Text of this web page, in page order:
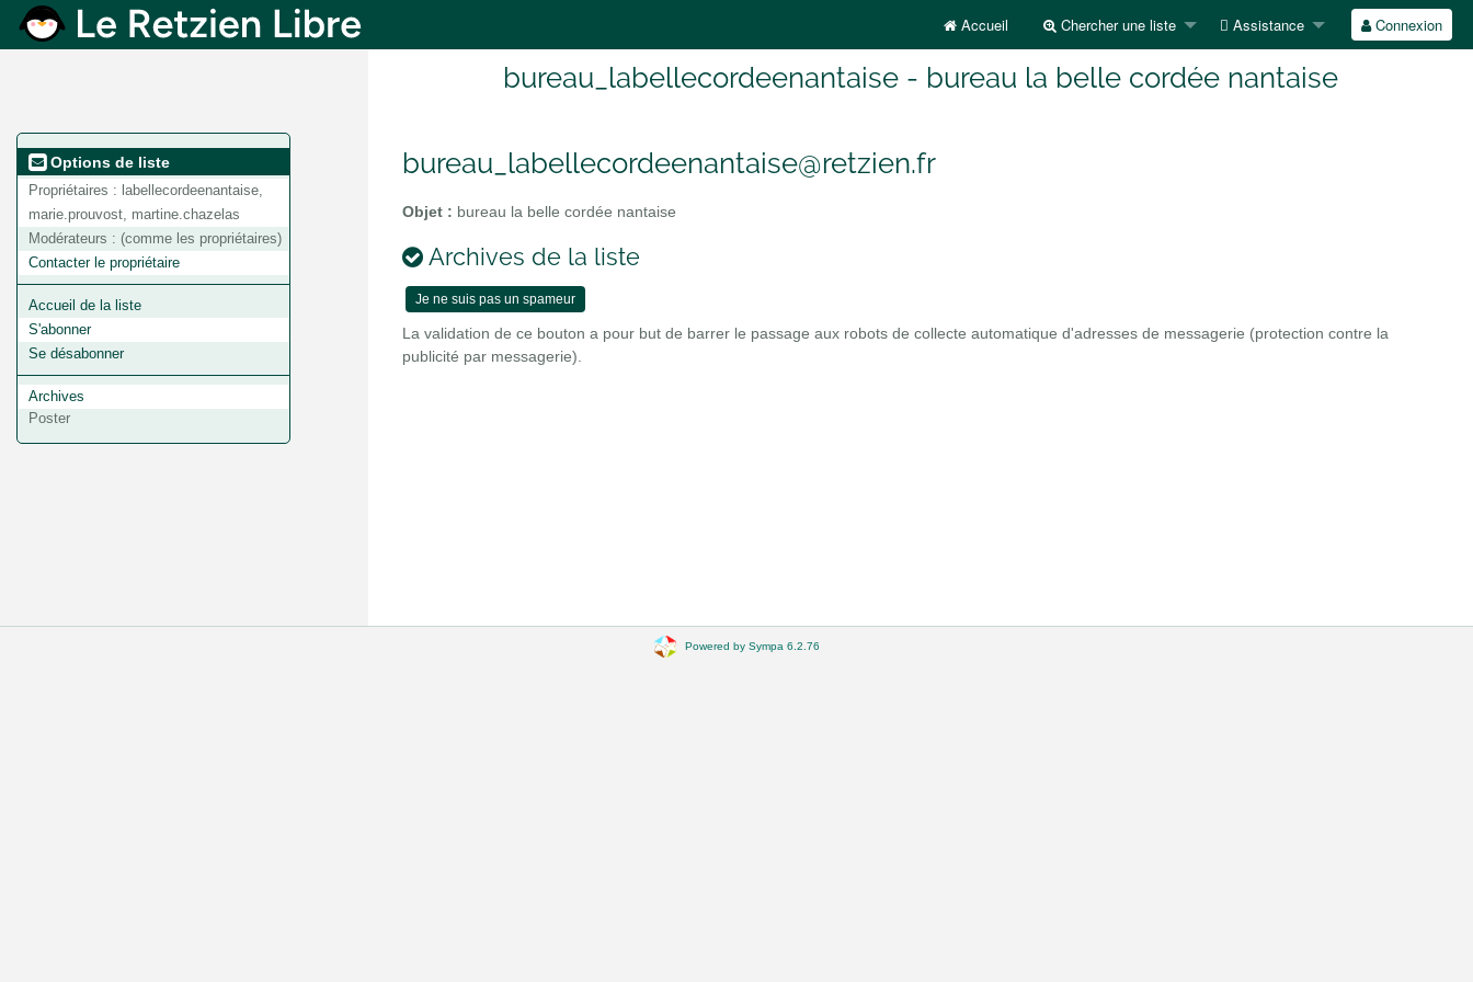
Accueil Chercher une liste Assistance Connexion
bureau_labellecordeenantaise - bureau la belle cordée nantaise
Options de liste
Propriétaires : labellecordeenantaise,
marie.prouvost, martine.chazelas
Modérateurs : (comme les propriétaires)
Contacter le propriétaire
Accueil de la liste
S'abonner
Se désabonner
Archives
Poster
bureau_labellecordeenantaise@retzien.fr
Objet : bureau la belle cordée nantaise
Archives de la liste
La validation de ce bouton a pour but de barrer le passage aux robots de collecte automatique d'adresses de messagerie (protection contre la
publicité par messagerie).
Powered by Sympa 6.2.76